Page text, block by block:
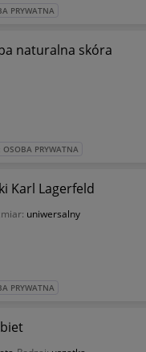
PRYWATNA
naturalna skóra
OSOBA PRYWATNA
Karl Lagerfeld
uniwersalny
PRYWATNA